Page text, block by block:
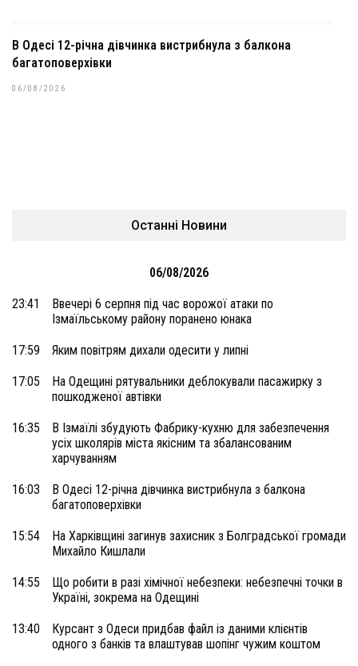
В Одесі 12-річна дівчинка вистрибнула з балкона
багатоповерхівки
06/08/2026
Останні Новини
06/08/2026
23:41
Ввечері 6 серпня під час ворожої атаки по
Ізмаїльському району поранено юнака
17:59 Яким повітрям дихали одесити у липні
17:05
На Одещині рятувальники деблокували пасажирку з
пошкодженої автівки
16:35
В Ізмаїлі збудують Фабрику-кухню для забезпечення
усіх школярів міста якісним та збалансованим
харчуванням
16:03
В Одесі 12-річна дівчинка вистрибнула з балкона
багатоповерхівки
15:54
На Харківщині загинув захисник з Болградської громади
Михайло Кишлали
14:55
Що робити в разі хімічної небезпеки: небезпечні точки в
Україні, зокрема на Одещині
13:40
Курсант з Одеси придбав файл із даними клієнтів
одного з банків та влаштував шопінг чужим коштом